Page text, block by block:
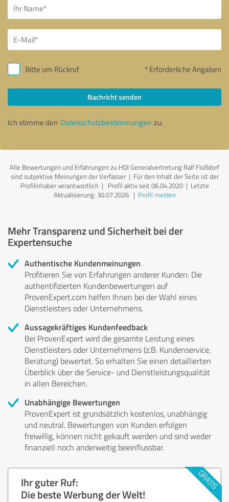
Bitte um Rückruf * Erforderliche Angaben
Nachricht senden
Ich stimme den Datenschutzbestimmungen zu.
Alle Bewertungen und Erfahrungen zu HDI Generalvertretung Ralf Floßdorf
sind subjektive Meinungen der Verfasser | Für den Inhalt der Seite ist der
Profilinhaber verantwortlich | Profil aktiv seit 06.04.2020 | Letzte
Aktualisierung: 30.07.2026| Profil melden
Mehr Transparenz und Sicherheit bei der
Expertensuche
Authentische Kundenmeinungen
Profitieren Sie von Erfahrungen anderer Kunden: Die
authentifizierten Kundenbewertungen auf
ProvenExpert.com helfen Ihnen bei der Wahl eines
Dienstleisters oder Unternehmens.
Aussagekräftiges Kundenfeedback
Bei ProvenExpert wird die gesamte Leistung eines
Dienstleisters oder Unternehmens (z.B. Kundenservice,
Beratung) bewertet. So erhalten Sie einen detaillierten
Überblick über die Service- und Dienstleistungsqualität
in allen Bereichen.
Unabhängige Bewertungen
ProvenExpert ist grundsätzlich kostenlos, unabhängig
und neutral. Bewertungen von Kunden erfolgen
freiwillig, können nicht gekauft werden und sind weder
finanziell noch anderweitig beeinflussbar.
Ihr guter Ruf:
Die beste Werbung der Welt!